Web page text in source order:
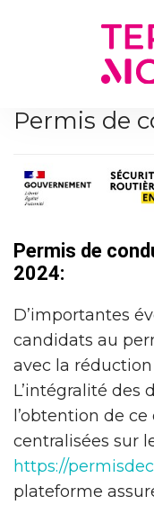
Permis de
Permis de
2024:
D’importantes
candidats au
avec la réduction
L’intégralité des
l’obtention de
centralisées sur
https://
plateforme